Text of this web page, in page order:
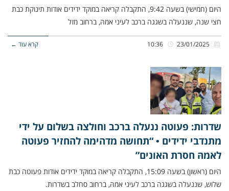
היום (חמישי) בשעה 9:42, התקבלה קריאה במוקד ידידים אודות תינוקת כבת
חצי שנה, שננעלה בשגגה ברכב לעיני אמהּ, ברחוב מזל
קרא עוד ←
שדרות: פעוטה ננעלה ברכב וחולצה בשלום על ידי
מתנדבי ידידים • “תחושה מדהימה להחזיר פעוטה
לאמהּ חסרת האונים”
היום (ראשון) בשעה 15:09, התקבלה קריאה במוקד ידידים אודות פעוטה כבת
שלוש, שננעלה בשגגה ברכב לעיני אמהּ, ברחוב סחלב בשדרות.